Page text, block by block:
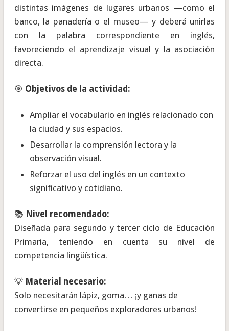
distintas imágenes de lugares urbanos —como el
banco, la panadería o el museo— y deberá unirlas
con la palabra correspondiente en inglés,
favoreciendo el aprendizaje visual y la asociación
directa.
🎯 Objetivos de la actividad:
Ampliar el vocabulario en inglés relacionado con
la ciudad y sus espacios.
Desarrollar la comprensión lectora y la
observación visual.
Reforzar el uso del inglés en un contexto
significativo y cotidiano.
📚 Nivel recomendado:
Diseñada para segundo y tercer ciclo de Educación
Primaria, teniendo en cuenta su nivel de
competencia lingüística.
💡 Material necesario:
Solo necesitarán lápiz, goma… ¡y ganas de
convertirse en pequeños exploradores urbanos!